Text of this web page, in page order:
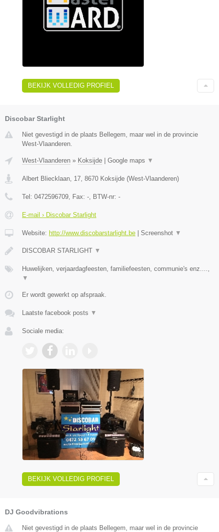
BEKIJK VOLLEDIG PROFIEL
Discobar Starlight
Niet gevestigd in de plaats Bellegem, maar wel in de provincie
West-Vlaanderen.
West-Vlaanderen » Koksijde Google maps ▼
Albert Bliecklaan, 17, 8670 Koksijde (West-Vlaanderen)
Tel: 0472596709, Fax: -, BTW-nr: -
E-mail › Discobar Starlight
Website: http://www.discobarstarlight.be Screenshot ▼
DISCOBAR STARLIGHT ▼
Huwelijken, verjaardagfeesten, familiefeesten, communie's enz....,
▼
Er wordt gewerkt op afspraak.
Laatste facebook posts ▼
Sociale media:
BEKIJK VOLLEDIG PROFIEL
DJ Goodvibrations
Niet gevestigd in de plaats Bellegem, maar wel in de provincie